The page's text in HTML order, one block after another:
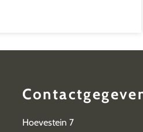
Hoevestein 7